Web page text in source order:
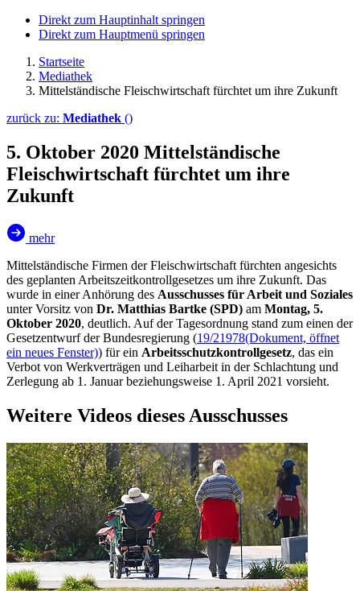
Direkt zum Hauptinhalt springen
Direkt zum Hauptmenü springen
Startseite
Mediathek
Mittelständische Fleischwirtschaft fürchtet um ihre Zukunft
zurück zu: Mediathek ()
5. Oktober 2020 Mittelständische
Fleischwirtschaft fürchtet um ihre
Zukunft
mehr
Mittelständische Firmen der Fleischwirtschaft fürchten angesichts
des geplanten Arbeitszeitkontrollgesetzes um ihre Zukunft. Das
wurde in einer Anhörung des Ausschusses für Arbeit und Soziales
unter Vorsitz von Dr. Matthias Bartke (SPD) am Montag, 5.
Oktober 2020, deutlich. Auf der Tagesordnung stand zum einen der
Gesetzentwurf der Bundesregierung (19/21978(Dokument, öffnet
ein neues Fenster)) für ein Arbeitsschutzkontrollgesetz, das ein
Verbot von Werkverträgen und Leiharbeit in der Schlachtung und
Zerlegung ab 1. Januar beziehungsweise 1. April 2021 vorsieht.
Weitere Videos dieses Ausschusses